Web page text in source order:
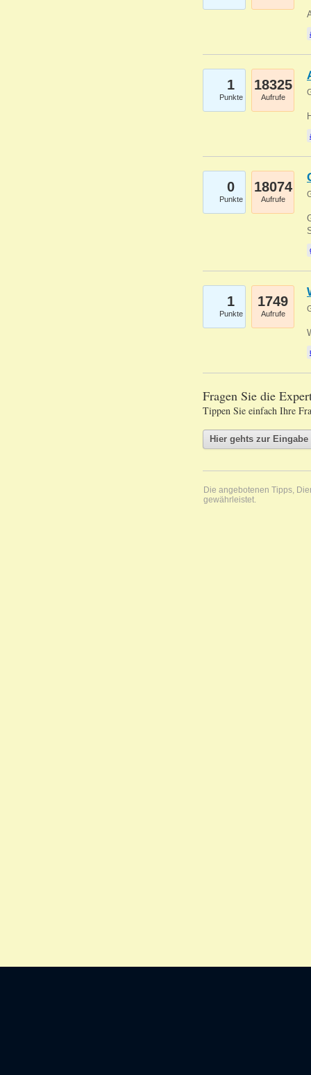
1
Punkte
18325
Aufrufe
0
Punkte
18074
Aufrufe
1
Punkte
1749
Aufrufe
Fragen Sie die
Tippen Sie einfach Ihre
Die angebotenen Tipps,
gewährleistet.